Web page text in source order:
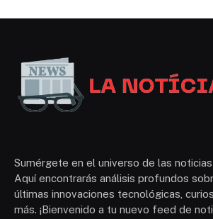
Sumérgete en el universo de las
Aquí encontrarás análisis profundos
últimas innovaciones tecnológicas,
más. ¡Bienvenido a tu nuevo feed de